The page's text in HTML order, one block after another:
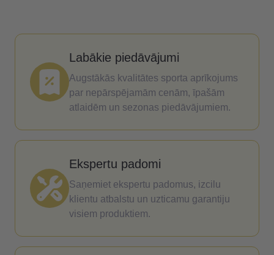
Labākie piedāvājumi
Augstākās kvalitātes sporta aprīkojums
par nepārspējamām cenām, īpašām
atlaidēm un sezonas piedāvājumiem.
Ekspertu padomi
Saņemiet ekspertu padomus, izcilu
klientu atbalstu un uzticamu garantiju
visiem produktiem.